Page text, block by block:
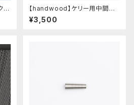
部
【handwood】ケリー用中間パ
ーツ/カスタムグリップ (八角形/
ステンレス)
¥3,500